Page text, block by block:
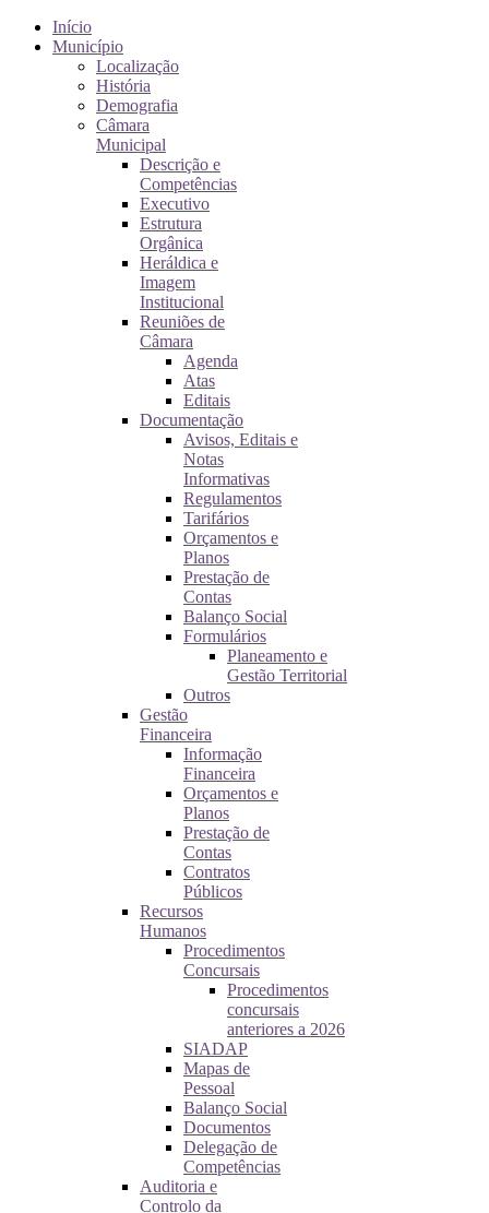
Início
Município
Localização
História
Demografia
Câmara
Municipal
Descrição e
Competências
Executivo
Estrutura
Orgânica
Heráldica e
Imagem
Institucional
Reuniões de
Câmara
Agenda
Atas
Editais
Documentação
Avisos, Editais e
Notas
Informativas
Regulamentos
Tarifários
Orçamentos e
Planos
Prestação de
Contas
Balanço Social
Formulários
Planeamento e
Gestão Territorial
Outros
Gestão
Financeira
Informação
Financeira
Orçamentos e
Planos
Prestação de
Contas
Contratos
Públicos
Recursos
Humanos
Procedimentos
Concursais
Procedimentos
concursais
anteriores a 2026
SIADAP
Mapas de
Pessoal
Balanço Social
Documentos
Delegação de
Competências
Auditoria e
Controlo da